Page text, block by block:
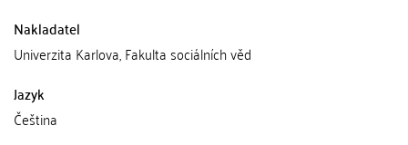
Nakladatel
Univerzita Karlova, Fakulta sociálních věd
Jazyk
Čeština